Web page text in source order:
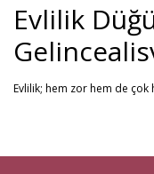
Evlilik
Evlilik; hem zor hem de çok
Gelince Alışveriş; 2013